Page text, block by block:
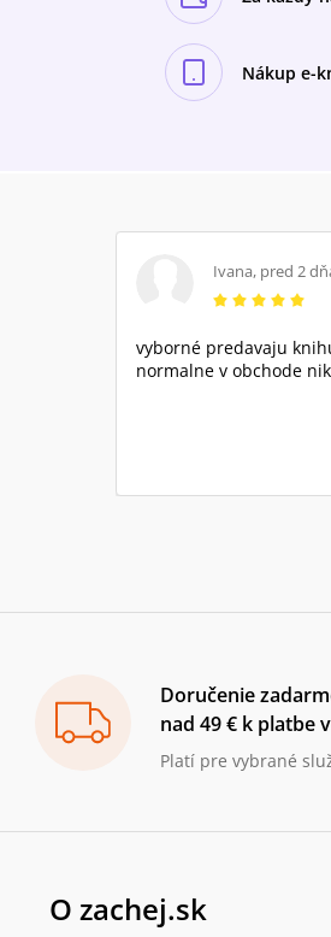
Nákup e-
Ivana, pred 2
vyborné predavaju
normalne v obchode
Doručenie
nad 49 € k platbe
Platí pre vybrané
O zachej.sk